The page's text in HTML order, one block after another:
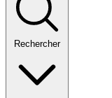
Rechercher